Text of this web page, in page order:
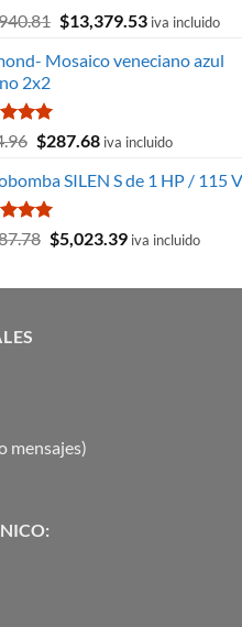
El
original
$13,379.53El
actual
iva incluido
Mosaico veneciano azul
2x2
El
original
era:
$394.96.
$287.68El
actual
$287.68.
iva incluido
SILEN S de 1 HP / 115 V
El
original
$5,023.39El
actual
iva incluido
mensajes)